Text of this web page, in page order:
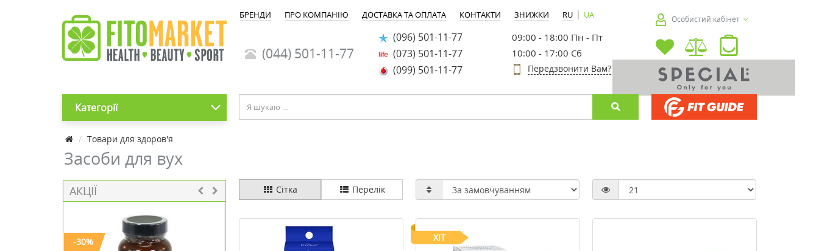
БРЕНДИ ПРО КОМПАНІЮ ДОСТАВКА ТА ОПЛАТА КОНТАКТИ ЗНИЖКИ RU | UA
(044) 501-11-77
(096) 501-11-77
(073) 501-11-77
(099) 501-11-77
09:00 - 18:00 Пн - Пт
10:00 - 17:00 Сб
Передзвонити Вам?
Особистий кабінет
Категорії
Товари для здоров'я
Засоби для вух
АКЦІЇ
-30% -25%
Сітка Перелік
ХІТ